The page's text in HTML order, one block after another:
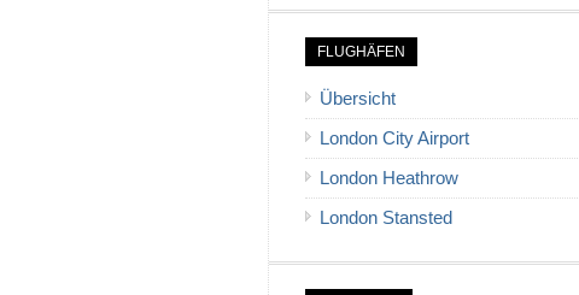
FLUGHÄFEN
Übersicht
London City Airport
London Heathrow
London Stansted